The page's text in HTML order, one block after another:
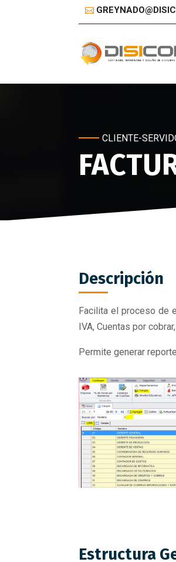
CLIENTE-
Descripción
Facilita el proceso de
IVA, Cuentas por
Permite generar
Estructura